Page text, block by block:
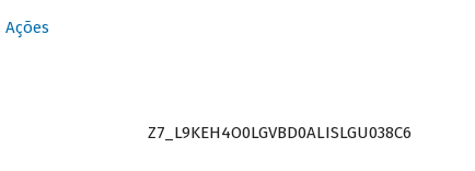
Ações
Z7_L9KEH4O0LGVBD0ALISLGU038C6